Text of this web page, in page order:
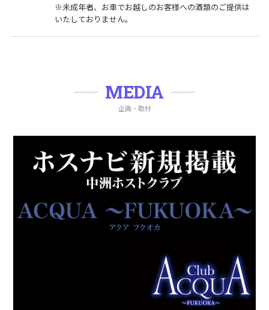
※未成年者、お車でお越しのお客様への酒類のご提供は
いたしておりません。
MEDIA
企画・取材